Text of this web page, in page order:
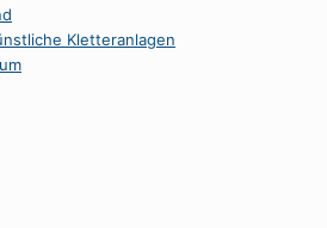
Kletteranlagen